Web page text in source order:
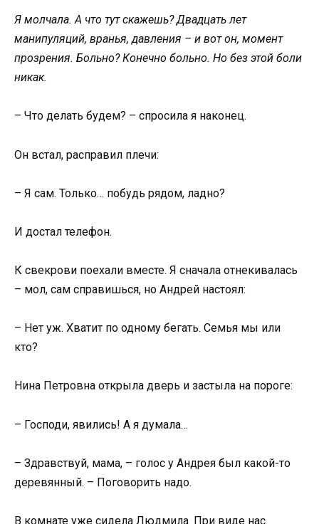
Я молчала. А что тут скажешь? Двадцать лет
манипуляций, вранья, давления – и вот он, момент
прозрения. Больно? Конечно больно. Но без этой боли
никак.
– Что делать будем? – спросила я наконец.
Он встал, расправил плечи:
– Я сам. Только… побудь рядом, ладно?
И достал телефон.
К свекрови поехали вместе. Я сначала отнекивалась
– мол, сам справишься, но Андрей настоял:
– Нет уж. Хватит по одному бегать. Семья мы или
кто?
Нина Петровна открыла дверь и застыла на пороге:
– Господи, явились! А я думала…
– Здравствуй, мама, – голос у Андрея был какой-то
деревянный. – Поговорить надо.
В комнате уже сидела Людмила. При виде нас